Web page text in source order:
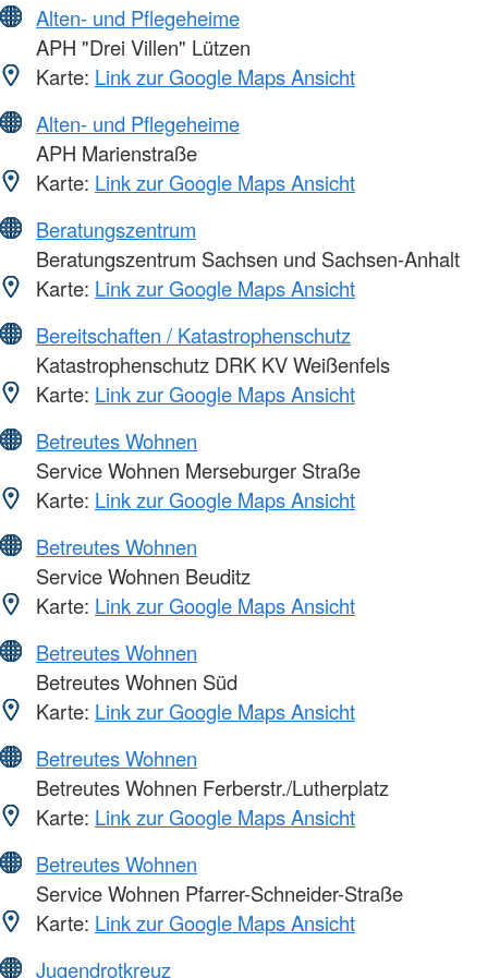
Alten- und Pflegeheime
APH "Drei Villen" Lützen
Karte: Link zur Google Maps Ansicht
Alten- und Pflegeheime
APH Marienstraße
Karte: Link zur Google Maps Ansicht
Beratungszentrum
Beratungszentrum Sachsen und Sachsen-Anhalt
Karte: Link zur Google Maps Ansicht
Bereitschaften / Katastrophenschutz
Katastrophenschutz DRK KV Weißenfels
Karte: Link zur Google Maps Ansicht
Betreutes Wohnen
Service Wohnen Merseburger Straße
Karte: Link zur Google Maps Ansicht
Betreutes Wohnen
Service Wohnen Beuditz
Karte: Link zur Google Maps Ansicht
Betreutes Wohnen
Betreutes Wohnen Süd
Karte: Link zur Google Maps Ansicht
Betreutes Wohnen
Betreutes Wohnen Ferberstr./Lutherplatz
Karte: Link zur Google Maps Ansicht
Betreutes Wohnen
Service Wohnen Pfarrer-Schneider-Straße
Karte: Link zur Google Maps Ansicht
Jugendrotkreuz